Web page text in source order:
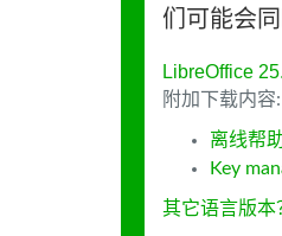
们可能会
LibreOffice
附加下载内容:
离线帮
Key
其它语言版本